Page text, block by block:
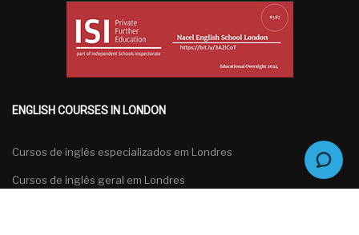
ENGLISH COURSES IN LONDON
Cursos de inglês especializados em Londres
Cursos de inglês geral em Londres